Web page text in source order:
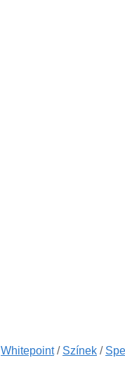
Whitepoint/ Színek /